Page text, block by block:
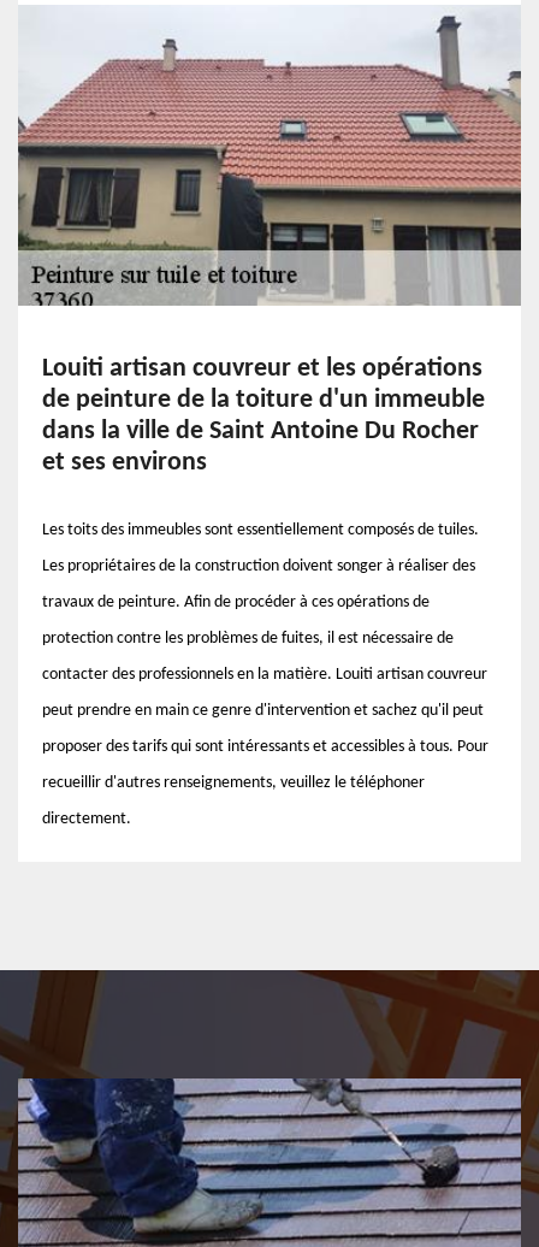
Louiti artisan couvreur et les opérations
de peinture de la toiture d'un immeuble
dans la ville de Saint Antoine Du Rocher
et ses environs
Les toits des immeubles sont essentiellement composés de tuiles.
Les propriétaires de la construction doivent songer à réaliser des
travaux de peinture. Afin de procéder à ces opérations de
protection contre les problèmes de fuites, il est nécessaire de
contacter des professionnels en la matière. Louiti artisan couvreur
peut prendre en main ce genre d'intervention et sachez qu'il peut
proposer des tarifs qui sont intéressants et accessibles à tous. Pour
recueillir d'autres renseignements, veuillez le téléphoner
directement.